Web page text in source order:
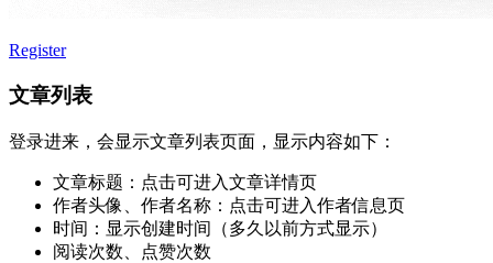
Register
文章列表
登录进来，会显示文章列表页面，显示内容如下：
文章标题：点击可进入文章详情页
作者头像、作者名称：点击可进入作者信息页
时间：显示创建时间（多久以前方式显示）
阅读次数、点赞次数